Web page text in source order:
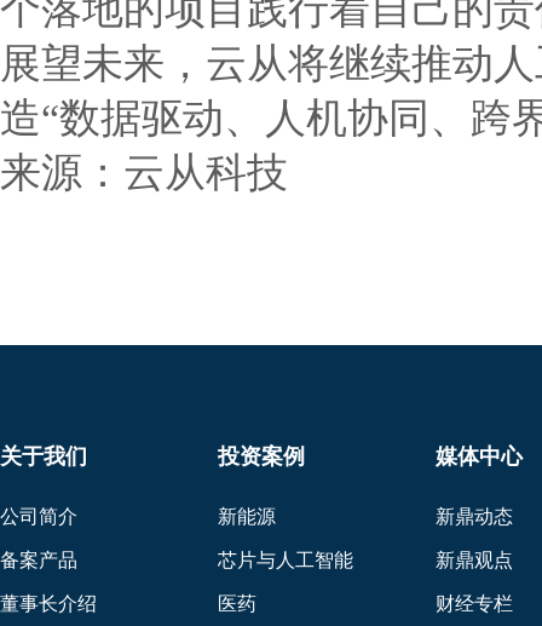
个落地的项目践行着自己的
展望未来，云从将继续推动
造“数据驱动、人机协同、跨
来源：云从科技
关于我们
公司简介
备案产品
董事长介绍
投资案例
新能源
芯片与人工智能
医药
媒体中心
新鼎动态
新鼎观点
财经专栏